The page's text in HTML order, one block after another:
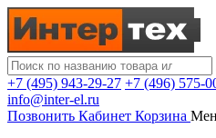
+7 (495) 943-29-27 +7 (496) 575-
info@inter-el.ru
Позвонить Кабинет Корзина